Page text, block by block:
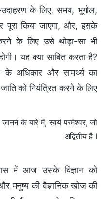
के लिए, समय, भूगोल,
किया जाएगा, और, इसके
के लिए उसे थोड़ा-सा भी
यह क्या साबित करता है?
के अधिकार और सामर्थ्य का
को नियंत्रित करने के लिए
के बारे में, स्वयं परमेश्वर, जो
अद्वितीय है I
में आज उसके विज्ञान को
मनुष्य की वैज्ञानिक खोज की